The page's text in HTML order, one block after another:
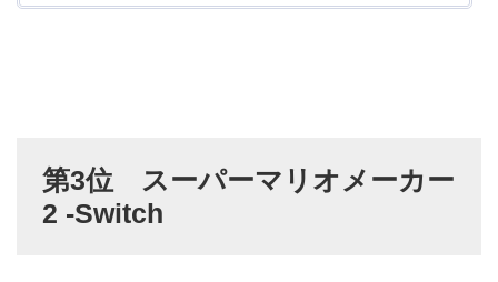
第3位 スーパーマリオメーカー
2 -Switch